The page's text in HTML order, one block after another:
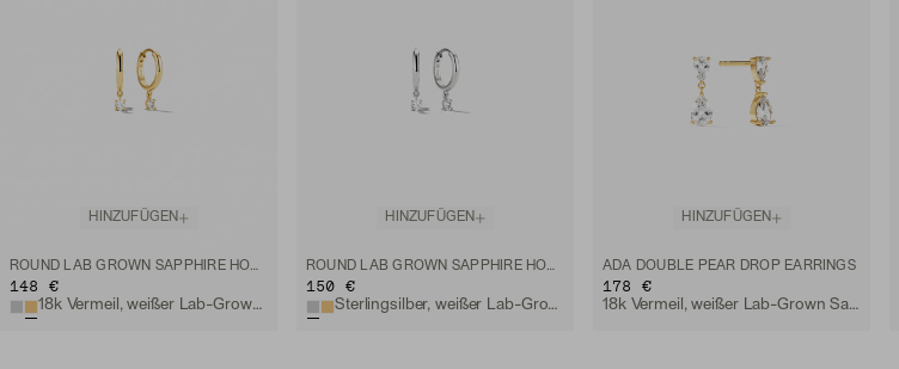
HINZUFÜGEN
ROUND LAB GROWN SAPPHIRE HOOPS
148 €
18k Vermeil, weißer Lab-Grown Saphir
HINZUFÜGEN
ROUND LAB GROWN SAPPHIRE HOOPS
150 €
Sterlingsilber, weißer Lab-Grown Saphir
HINZUFÜGEN
ADA DOUBLE PEAR DROP EARRINGS
178 €
18k Vermeil, weißer Lab-Grown Saphir